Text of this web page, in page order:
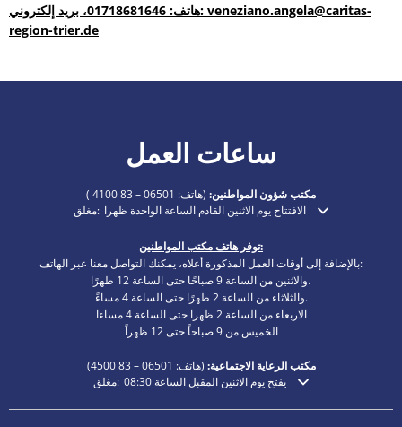
هاتف: 01718681646، بريد إلكتروني: veneziano.angela@caritas-
region-trier.de
ساعات العمل
مكتب شؤون المواطنين: (هاتف:
)
انقر لإخفاء أوقات الفتح أو الإغلاق الإضافية
مغلق: الافتتاح يوم الاثنين القادم الساعة الواحدة ظهرا
توفر هاتف مكتب المواطنين:
بالإضافة إلى أوقات العمل المذكورة أعلاه، يمكنك التواصل معنا عبر الهاتف:
والاثنين من الساعة 9 صباحًا حتى الساعة 12 ظهرًا،
والثلاثاء من الساعة 2 ظهرًا حتى الساعة 4 مساءً.
الاربعاء من الساعة 2 ظهرا حتى الساعة 4 مساءا
الخميس من 9 صباحاً حتى 12 ظهراً
مكتب الرعاية الاجتماعية: (هاتف:
4500)
انقر لإخفاء أوقات الفتح أو الإغلاق الإضافية
مغلق: يفتح يوم الاثنين المقبل الساعة 08:30